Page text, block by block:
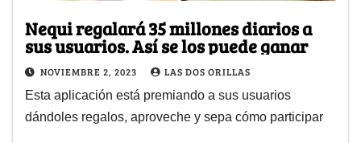
Nequi regalará 35 millones diarios a
sus usuarios. Así se los puede ganar
NOVIEMBRE 2, 2023 LAS DOS ORILLAS
Esta aplicación está premiando a sus usuarios
dándoles regalos, aproveche y sepa cómo participar